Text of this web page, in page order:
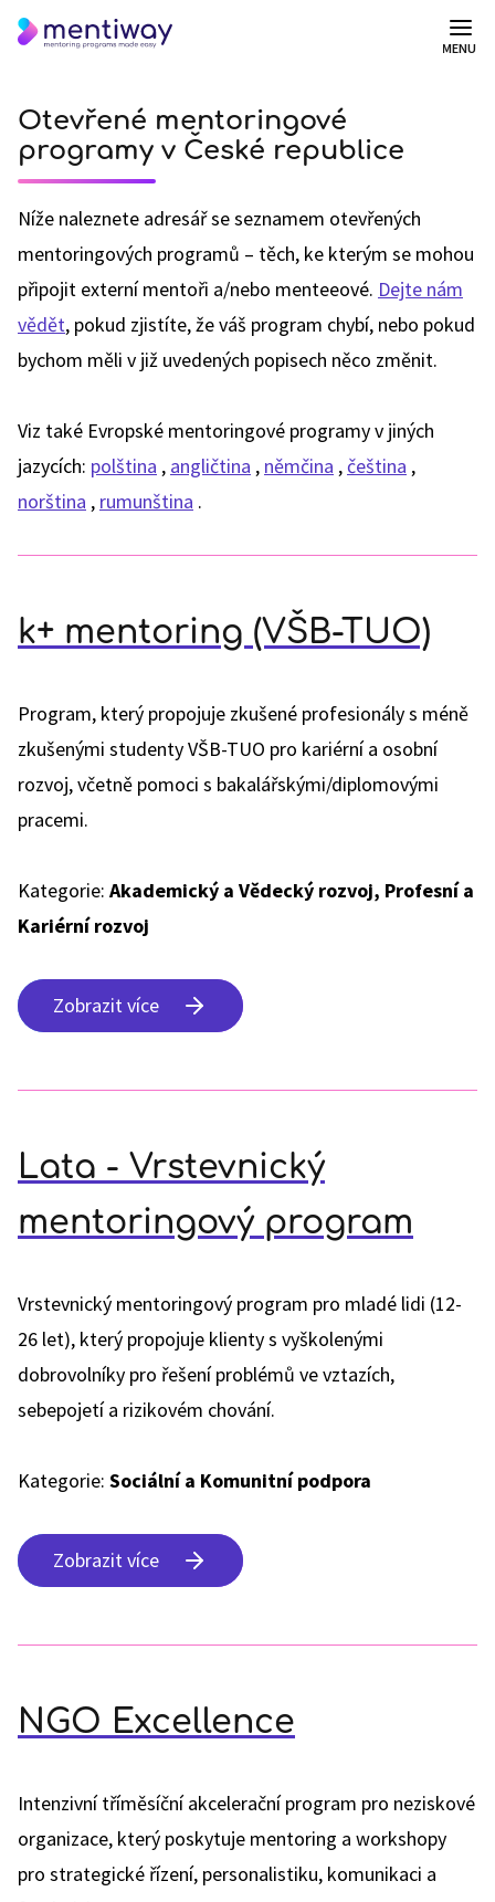
MENU
Otevřené mentoringové
programy v České republice
Níže naleznete adresář se seznamem otevřených
mentoringových programů – těch, ke kterým se mohou
připojit externí mentoři a/nebo menteeové. Dejte nám
vědět, pokud zjistíte, že váš program chybí, nebo pokud
bychom měli v již uvedených popisech něco změnit.
Viz také Evropské mentoringové programy v jiných
jazycích: polština , angličtina , němčina ,čeština ,
norština , rumunština .
k+ mentoring (VŠB-TUO)
Program, který propojuje zkušené profesionály s méně
zkušenými studenty VŠB-TUO pro kariérní a osobní
rozvoj, včetně pomoci s bakalářskými/diplomovými
pracemi.
Kategorie: Akademický a Vědecký rozvoj, Profesní a
Kariérní rozvoj
Zobrazit více
Lata - Vrstevnický
mentoringový program
Vrstevnický mentoringový program pro mladé lidi (12-
26 let), který propojuje klienty s vyškolenými
dobrovolníky pro řešení problémů ve vztazích,
sebepojetí a rizikovém chování.
Kategorie: Sociální a Komunitní podpora
Zobrazit více
NGO Excellence
Intenzivní tříměsíční akcelerační program pro neziskové
organizace, který poskytuje mentoring a workshopy
pro strategické řízení, personalistiku, komunikaci a